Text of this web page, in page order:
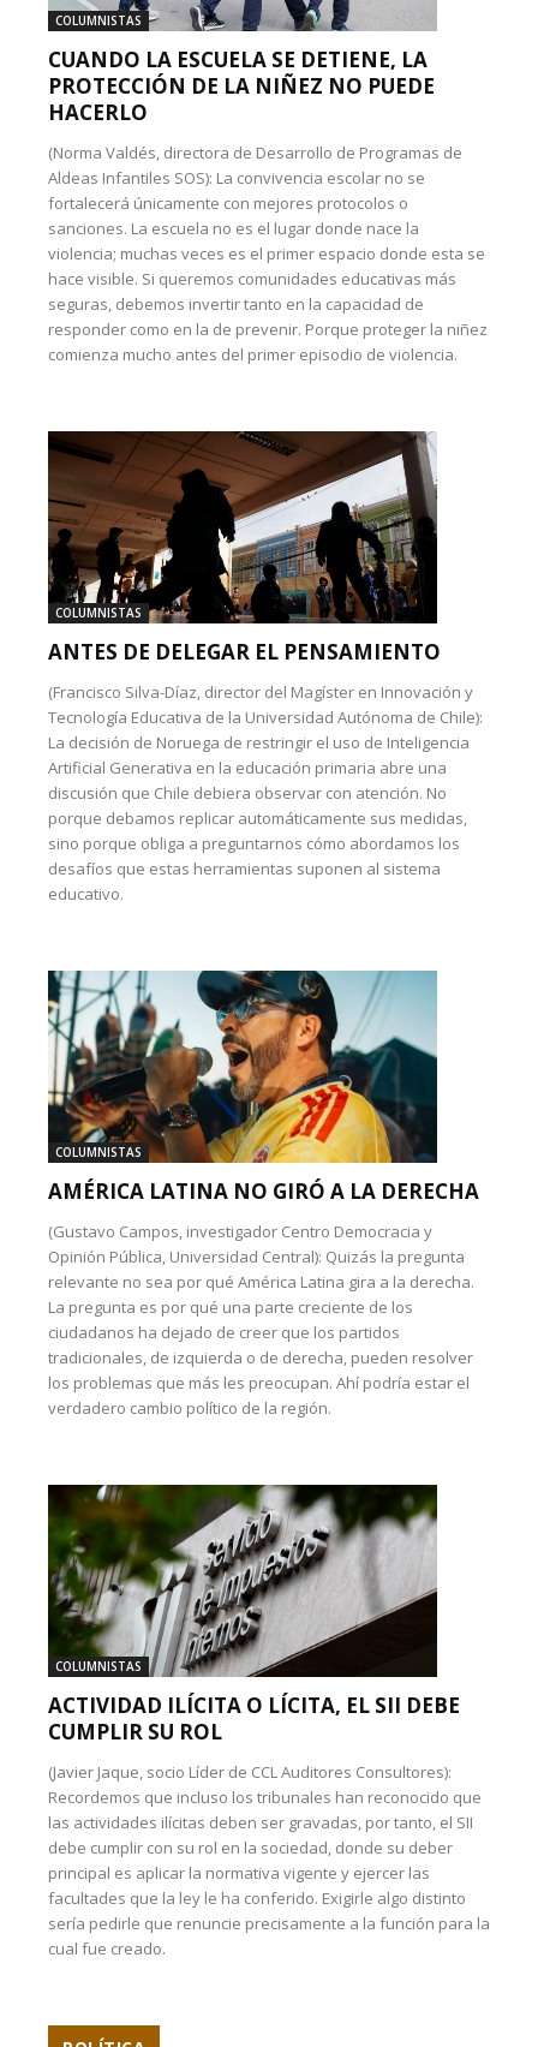
COLUMNISTAS
CUANDO LA ESCUELA SE DETIENE, LA
PROTECCIÓN DE LA NIÑEZ NO PUEDE
HACERLO
(Norma Valdés, directora de Desarrollo de Programas de
Aldeas Infantiles SOS): La convivencia escolar no se
fortalecerá únicamente con mejores protocolos o
sanciones. La escuela no es el lugar donde nace la
violencia; muchas veces es el primer espacio donde esta se
hace visible. Si queremos comunidades educativas más
seguras, debemos invertir tanto en la capacidad de
responder como en la de prevenir. Porque proteger la niñez
comienza mucho antes del primer episodio de violencia.
COLUMNISTAS
ANTES DE DELEGAR EL PENSAMIENTO
(Francisco Silva-Díaz, director del Magíster en Innovación y
Tecnología Educativa de la Universidad Autónoma de Chile):
La decisión de Noruega de restringir el uso de Inteligencia
Artificial Generativa en la educación primaria abre una
discusión que Chile debiera observar con atención. No
porque debamos replicar automáticamente sus medidas,
sino porque obliga a preguntarnos cómo abordamos los
desafíos que estas herramientas suponen al sistema
educativo.
COLUMNISTAS
AMÉRICA LATINA NO GIRÓ A LA DERECHA
(Gustavo Campos, investigador Centro Democracia y
Opinión Pública, Universidad Central): Quizás la pregunta
relevante no sea por qué América Latina gira a la derecha.
La pregunta es por qué una parte creciente de los
ciudadanos ha dejado de creer que los partidos
tradicionales, de izquierda o de derecha, pueden resolver
los problemas que más les preocupan. Ahí podría estar el
verdadero cambio político de la región.
COLUMNISTAS
ACTIVIDAD ILÍCITA O LÍCITA, EL SII DEBE
CUMPLIR SU ROL
(Javier Jaque, socio Líder de CCL Auditores Consultores):
Recordemos que incluso los tribunales han reconocido que
las actividades ilícitas deben ser gravadas, por tanto, el SII
debe cumplir con su rol en la sociedad, donde su deber
principal es aplicar la normativa vigente y ejercer las
facultades que la ley le ha conferido. Exigirle algo distinto
sería pedirle que renuncie precisamente a la función para la
cual fue creado.